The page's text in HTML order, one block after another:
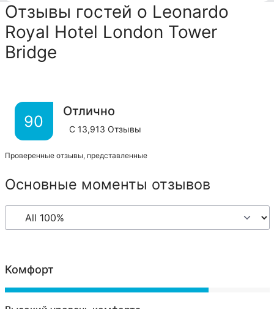
Отзывы гостей о Leonardo
Royal Hotel London Tower
Bridge
90
Отлично
С 13,913 Отзывы
Проверенные отзывы, представленные
Основные моменты отзывов
Комфорт